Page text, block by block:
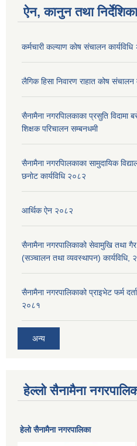
ऐन, कानुन तथा निर्देशिका
कर्मचारी कल्याण काेष संचालन
लैगिक हिसा निवारण राहात कोष संचालन
सैनामैना नगरपािलकाका प्रसुति
शिक्षक परिचालन सम्बनधमी
सैनामैना नगरपािलकाका सामुदायिक
छनाेट कार्यविधि २०८२
आर्थिक ऐन २०८२
सैनामैना नगरपालिकाको सेवामुखि तथा
(सञ्चालन तथा व्यवस्थापन) कार्यविधि,
सैनामैना नगरपालिकाको प्राइभेट फर्म
२०८१
अन्य
हेल्लो सैनामैना
हेलाे सैनामैना नगरपालिका